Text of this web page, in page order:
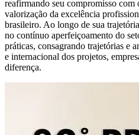
reafirmando seu compromisso com
valorização da excelência
brasileiro. Ao longo de sua
no contínuo aperfeiçoamento do
práticas, consagrando trajetórias e
e internacional dos projetos,
diferença.